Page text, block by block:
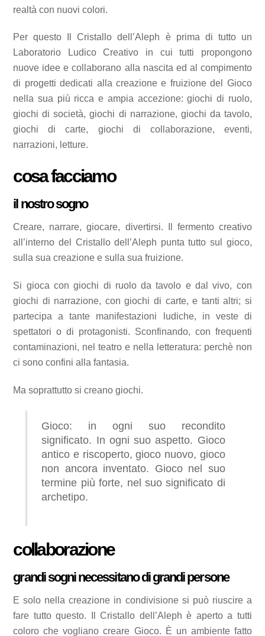
realtà con nuovi colori.
Per questo Il Cristallo dell’Aleph è prima di tutto un
Laboratorio Ludico Creativo in cui tutti propongono
nuove idee e collaborano alla nascita ed al compimento
di progetti dedicati alla creazione e fruizione del Gioco
nella sua più ricca e ampia accezione: giochi di ruolo,
giochi di società, giochi di narrazione, giochi da tavolo,
giochi di carte, giochi di collaborazione, eventi,
narrazioni, letture.
cosa facciamo
il nostro sogno
Creare, narrare, giocare, divertirsi. Il fermento creativo
all’interno del Cristallo dell’Aleph punta tutto sul gioco,
sulla sua creazione e sulla sua fruizione.
Si gioca con giochi di ruolo da tavolo e dal vivo, con
giochi di narrazione, con giochi di carte, e tanti altri; si
partecipa a tante manifestazioni ludiche, in veste di
spettatori o di protagonisti. Sconfinando, con frequenti
contaminazioni, nel teatro e nella letteratura: perchè non
ci sono confini alla fantasia.
Ma soprattutto si creano giochi.
Gioco: in ogni suo recondito
significato. In ogni suo aspetto. Gioco
antico e riscoperto, gioco nuovo, gioco
non ancora inventato. Gioco nel suo
termine più forte, nel suo significato di
archetipo.
collaborazione
grandi sogni necessitano di grandi persone
E solo nella creazione in condivisione si può riuscire a
fare tutto questo. Il Cristallo dell’Aleph è aperto a tutti
coloro che vogliano creare Gioco. È un ambiente fatto